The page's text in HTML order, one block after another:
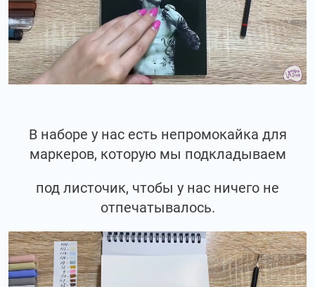
В наборе у нас есть непромокайка для
маркеров, которую мы подкладываем
под листочик, чтобы у нас ничего не
отпечатывалось.